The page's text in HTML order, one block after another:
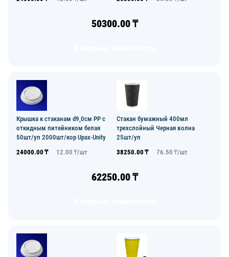
50300.00₸
Крышка к стаканам d9,0см PP с
откидным питейником белая
50шт/уп 2000шт/кор Upax-Unity
24000.00 ₸ 12.00 ₸/шт
Стакан бумажный 400мл
трехслойный Черная волна
25шт/уп
38250.00 ₸ 76.50 ₸/шт
62250.00₸